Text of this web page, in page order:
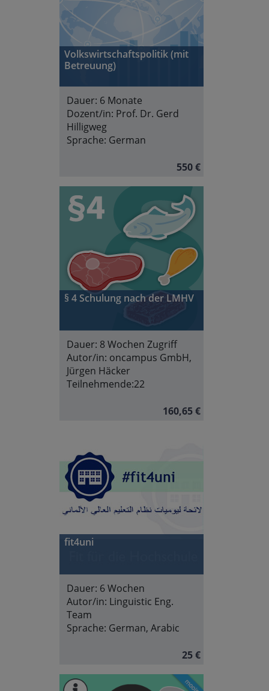
Volkswirtschaftspolitik (mit
Betreuung)
Dauer: 6 Monate
Dozent/in: Prof. Dr. Gerd
Hilligweg
Sprache: German
550 €
§ 4 Schulung nach der LMHV
Dauer: 8 Wochen Zugriff
Autor/in: oncampus GmbH,
Jürgen Häcker
Teilnehmende:22
160,65 €
fit4uni
Dauer: 6 Wochen
Autor/in: Linguistic Eng.
Team
Sprache: German, Arabic
25 €